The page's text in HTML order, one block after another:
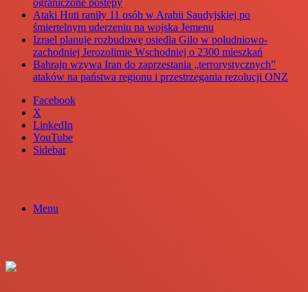
ograniczone postępy
Ataki Huti raniły 11 osób w Arabii Saudyjskiej po
śmiertelnym uderzeniu na wojska Jemenu
Izrael planuje rozbudowę osiedla Gilo w południowo-
zachodniej Jerozolimie Wschodniej o 2300 mieszkań
Bahrajn wzywa Iran do zaprzestania „terrorystycznych”
ataków na państwa regionu i przestrzegania rezolucji ONZ
Facebook
X
LinkedIn
YouTube
Sidebar
Menu